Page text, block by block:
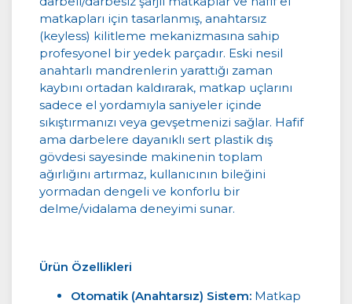
matkapları için tasarlanmış, anahtarsız
(keyless) kilitleme mekanizmasına sahip
profesyonel bir yedek parçadır. Eski nesil
anahtarlı mandrenlerin yarattığı zaman
kaybını ortadan kaldırarak, matkap uçlarını
sadece el yordamıyla saniyeler içinde
sıkıştırmanızı veya gevşetmenizi sağlar. Hafif
ama darbelere dayanıklı sert plastik dış
gövdesi sayesinde makinenin toplam
ağırlığını artırmaz, kullanıcının bileğini
yormadan dengeli ve konforlu bir
delme/vidalama deneyimi sunar.
Ürün Özellikleri
Otomatik (Anahtarsız) Sistem: Matkap